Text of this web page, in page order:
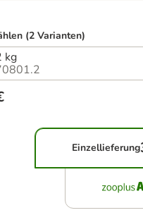
(2 Varianten)
kg
Einzellieferung